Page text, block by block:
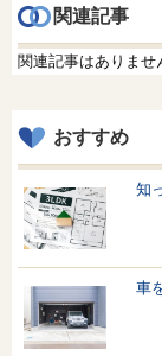
関連記事
関連記事はありませ
おすすめ
知
車